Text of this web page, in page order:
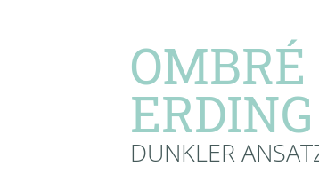
ERDING
DUNKLER